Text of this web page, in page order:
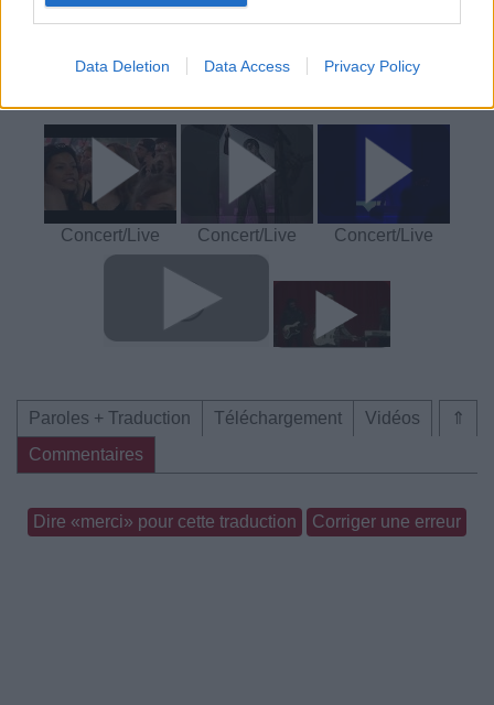
Data Deletion Data Access Privacy Policy
Concert/Live Concert/Live Concert/Live
⇑
Paroles + Traduction Téléchargement
Vidéos
Commentaires
Dire «merci» pour cette traduction Corriger une erreur